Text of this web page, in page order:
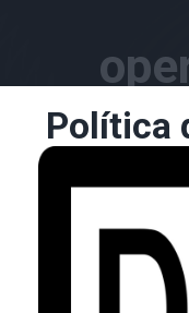
Política